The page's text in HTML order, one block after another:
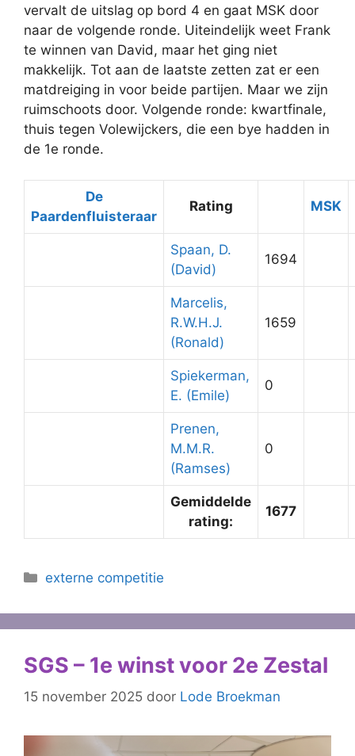
vervalt de uitslag op bord 4 en gaat MSK door
naar de volgende ronde. Uiteindelijk weet Frank
te winnen van David, maar het ging niet
makkelijk. Tot aan de laatste zetten zat er een
matdreiging in voor beide partijen. Maar we zijn
ruimschoots door. Volgende ronde: kwartfinale,
thuis tegen Volewijckers, die een bye hadden in
de 1e ronde.
De
Paardenfluisteraar
Rating MSK
Spaan, D.
(David)
1694
Marcelis,
R.W.H.J.
(Ronald)
1659
Spiekerman,
E. (Emile)
0
Prenen,
M.M.R.
(Ramses)
0
Gemiddelde
rating:
1677
Categorieën
externe competitie
SGS – 1e winst voor 2e Zestal
15 november 2025 door Lode Broekman